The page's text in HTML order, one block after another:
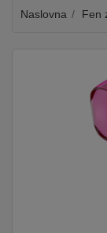
MOBILNI
Naslovna Fen